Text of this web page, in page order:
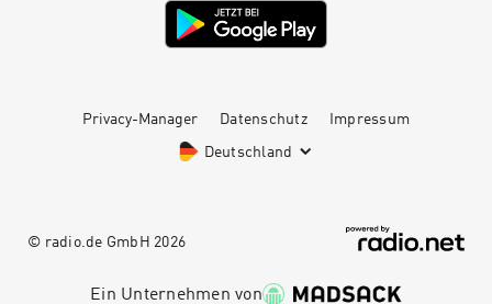
PDF als Unterstützung für eine gelingende
Gesprächsführung.
Privacy-Manager Datenschutz Impressum
Deutschland
© radio.de GmbH 2026
Ein Unternehmen von